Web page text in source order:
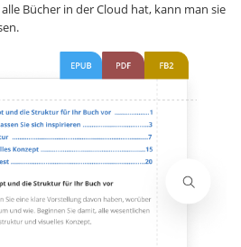
Bücher in der Cloud hat, kann man sie